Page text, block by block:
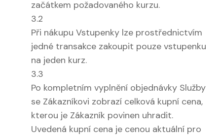
začátkem požadovaného kurzu.
3.2
Při nákupu Vstupenky lze prostřednictvím
jedné transakce zakoupit pouze vstupenku
na jeden kurz.
3.3
Po kompletním vyplnění objednávky Služby
se Zákazníkovi zobrazí celková kupní cena,
kterou je Zákazník povinen uhradit.
Uvedená kupní cena je cenou aktuální pro